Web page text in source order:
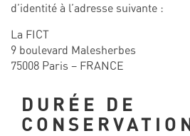
d’identité à l’adresse suivante :
La FICT
9 boulevard Malesherbes
75008 Paris – FRANCE
DURÉE DE
CONSERVATION